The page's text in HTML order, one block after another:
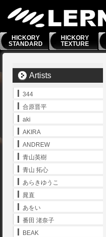
HICKORY
STANDARD
HICKORY
TEXTURE
Artists
344
合原晋平
aki
AKIRA
ANDREW
青山英樹
青山 拓心
あらきゆうこ
晁直
あをい
番田 渚奈子
BEAK